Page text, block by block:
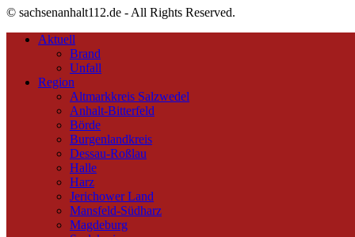
© sachsenanhalt112.de - All Rights Reserved.
Aktuell
Brand
Unfall
Region
Altmarkkreis Salzwedel
Anhalt-Bitterfeld
Börde
Burgenlandkreis
Dessau-Roßlau
Halle
Harz
Jerichower Land
Mansfeld-Südharz
Magdeburg